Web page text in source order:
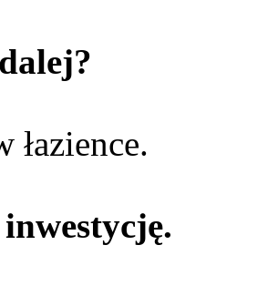
łazience.